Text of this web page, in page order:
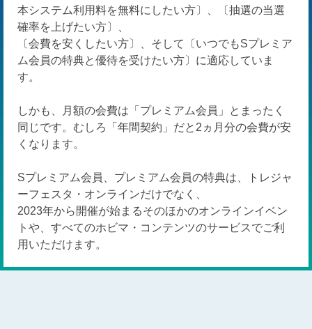
本システム利用料を無料にしたい方〕、〔抽選の当選
確率を上げたい方〕、
〔会費を安くしたい方〕、そして〔いつでもSプレミア
ム会員の特典と優待を受けたい方〕に適応していま
す。
しかも、月額の会費は「プレミアム会員」とまったく
同じです。むしろ「年間契約」だと2ヵ月分の会費が安
くなります。
Sプレミアム会員、プレミアム会員の特典は、トレジャ
ーフェスタ・オンラインだけでなく、
2023年から開催が始まるそのほかのオンラインイベン
トや、すべてのホビマ・コンテンツのサービスでご利
用いただけます。